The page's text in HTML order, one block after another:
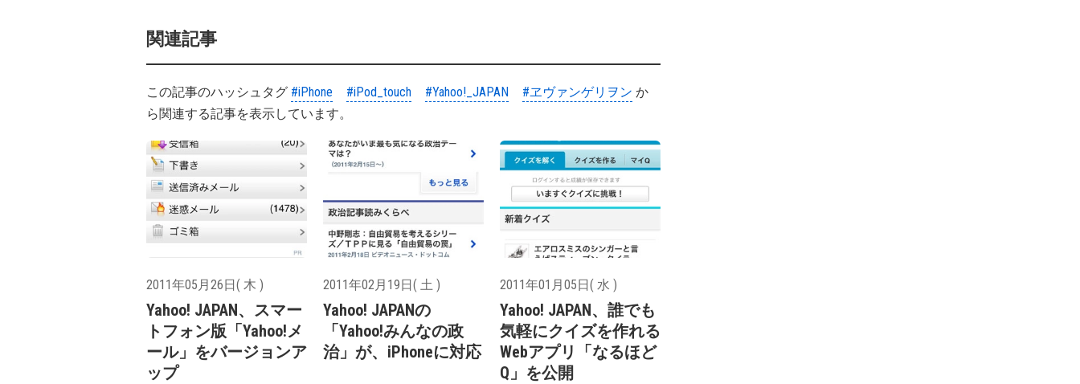
関連記事
この記事のハッシュタグ #iPhone #iPod_touch #Yahoo!_JAPAN #ヱヴァンゲリヲン か
ら関連する記事を表示しています。
2011年05月26日( 木 )
Yahoo! JAPAN、スマー
トフォン版「Yahoo!メ
ール」をバージョンア
ップ
2011年02月19日( 土 )
Yahoo! JAPANの
「Yahoo!みんなの政
治」が、iPhoneに対応
2011年01月05日( 水 )
Yahoo! JAPAN、誰でも
気軽にクイズを作れる
Webアプリ「なるほど
Q」を公開